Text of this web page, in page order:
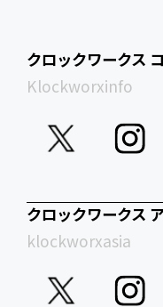
クロックワークス
Klockworxinfo
クロックワークス
klockworxasia